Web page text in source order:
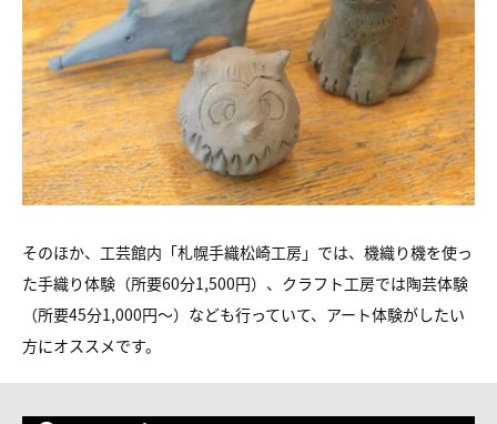
そのほか、工芸館内「札幌手織松崎工房」では、機織り機を使っ
た手織り体験（所要60分1,500円）、クラフト工房では陶芸体験
（所要45分1,000円〜）なども行っていて、アート体験がしたい
方にオススメです。